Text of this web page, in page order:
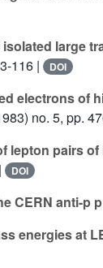
large
116 | DOI
electrons of
no. 5, pp.
lepton pairs
DOI
CERN anti-p
energies at